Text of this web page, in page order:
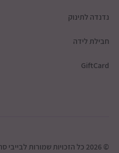
נדנדה לתינוק
חבילת לידה
GiftCard
© 2026 כל הזכויות שמורות לבייבי סתיו